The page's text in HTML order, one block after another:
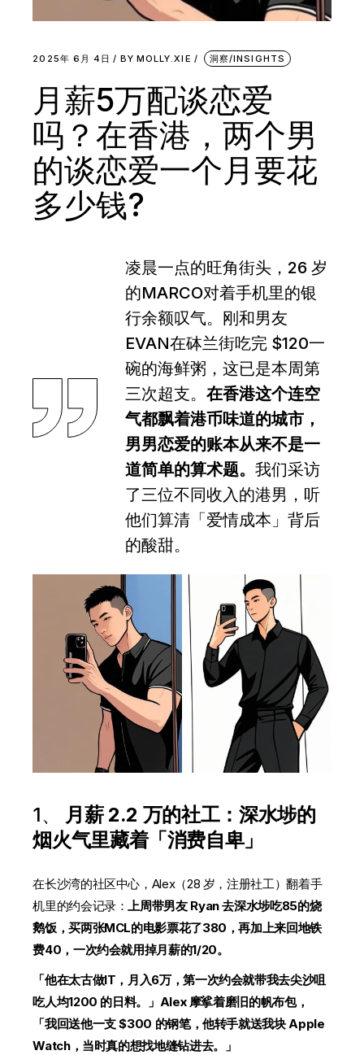
2025年 6月 4日 BY MOLLY.XIE 洞察/INSIGHTS
月薪5万配谈恋爱
吗？在香港，两个男
的谈恋爱一个月要花
多少钱?
凌晨一点的旺角街头，26 岁
的MARCO对着手机里的银
行余额叹气。刚和男友
EVAN在砵兰街吃完 $120一
碗的海鲜粥，这已是本周第
三次超支。在香港这个连空
气都飘着港币味道的城市，
男男恋爱的账本从来不是一
道简单的算术题。我们采访
了三位不同收入的港男，听
他们算清「爱情成本」背后
的酸甜。
1、 月薪 2.2 万的社工：深水埗的
烟火气里藏着「消费自卑」
在长沙湾的社区中心，Alex（28 岁，注册社工）翻着手
机里的约会记录：上周带男友 Ryan 去深水埗吃85的烧
鹅饭，买两张MCL的电影票花了380，再加上来回地铁
费40，一次约会就用掉月薪的1/20。
「他在太古做IT，月入6万，第一次约会就带我去尖沙咀
吃人均1200 的日料。」Alex 摩挲着磨旧的帆布包，
「我回送他一支 $300 的钢笔，他转手就送我块 Apple
Watch，当时真的想找地缝钻进去。」